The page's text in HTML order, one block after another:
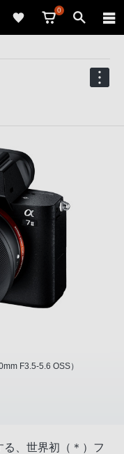
0
F3.5-5.6 OSS）
、世界初（＊）フ